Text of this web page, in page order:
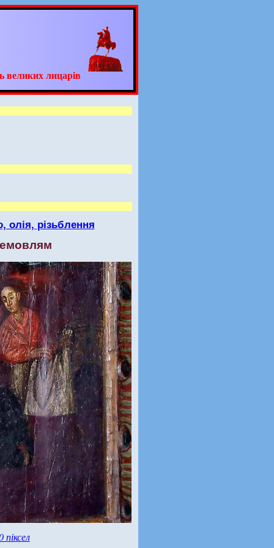
великих лицарів
олія, різьблення
піксел